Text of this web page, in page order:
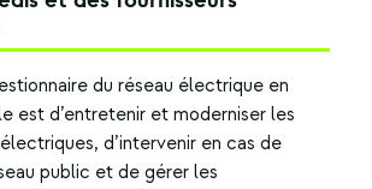
du réseau électrique en
est d’entretenir et moderniser les
d’intervenir en cas de
public et de gérer les